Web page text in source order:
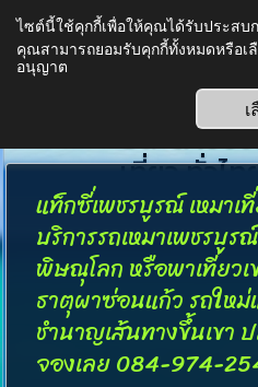
ศูนย์รวมร
24ชม. รั
บิน ต่างจั
เที่ยว ทั่วไท
แท็กซี่เพชรบูรณ์ เหมาเ
บริการรถเหมาเพชรบู
พิษณุโลก หรือพาเที่ยว
ธาตุผาซ่อนแก้ว รถให
ชำนาญเส้นทางขึ้นเขา
จองเลย 084-974-
ไซต์นี้ใช้คุกกี้เพื่อให้คุณได้รับประสบ
คุณสามารถยอมรับคุกกี้ทั้งหมดหรือเ
อนุญาต